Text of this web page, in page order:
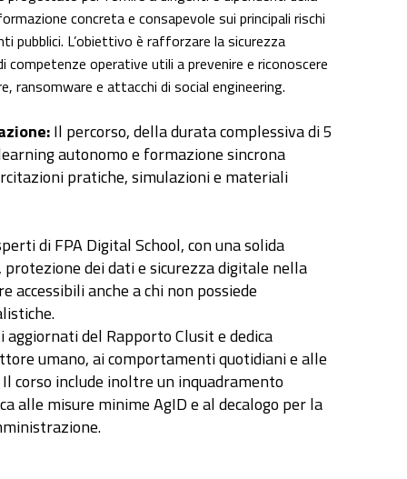
solving e
Laterale
Motivazione e
autoefficacia
concreta e consapevole sui principali rischi
pubblici. L’obiettivo è rafforzare la sicurezza
operative utili a prevenire e riconoscere
ransomware e attacchi di social engineering.
Il percorso, della durata complessiva di 5
autonomo e formazione sincrona
pratiche, simulazioni e materiali
di FPA Digital School, con una solida
dei dati e sicurezza digitale nella
accessibili anche a chi non possiede
del Rapporto Clusit e dedica
umano, ai comportamenti quotidiani e alle
corso include inoltre un inquadramento
alle misure minime AgID e al decalogo per la